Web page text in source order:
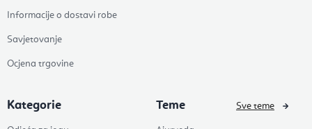
Informacije o dostavi robe
Savjetovanje
Ocjena trgovine
Kategorie Teme Sve teme